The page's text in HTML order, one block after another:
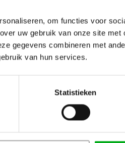
om functies voor
uw gebruik van onze site met
gegevens combineren met
van hun services.
Statistieken
| Draaddoorlaat
Reutlinger |RL393009008
Levertijd op aanvraag
De Reutlinger staalkabel houder kenmerkt
Dit type staalkabel houder